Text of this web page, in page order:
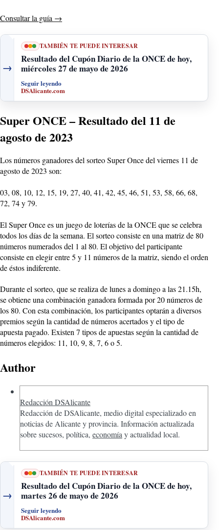
Consultar la guía →
→
TAMBIÉN TE PUEDE INTERESAR
Resultado del Cupón Diario de la ONCE de hoy,
miércoles 27 de mayo de 2026
Seguir leyendo
DSAlicante.com
Super ONCE – Resultado del 11 de
agosto de 2023
Los números ganadores del sorteo Super Once del viernes 11 de
agosto de 2023 son:
03, 08, 10, 12, 15, 19, 27, 40, 41, 42, 45, 46, 51, 53, 58, 66, 68,
72, 74 y 79.
El Super Once es un juego de loterías de la ONCE que se celebra
todos los días de la semana. El sorteo consiste en una matriz de 80
números numerados del 1 al 80. El objetivo del participante
consiste en elegir entre 5 y 11 números de la matriz, siendo el orden
de éstos indiferente.
Durante el sorteo, que se realiza de lunes a domingo a las 21.15h,
se obtiene una combinación ganadora formada por 20 números de
los 80. Con esta combinación, los participantes optarán a diversos
premios según la cantidad de números acertados y el tipo de
apuesta pagado. Existen 7 tipos de apuestas según la cantidad de
números elegidos: 11, 10, 9, 8, 7, 6 o 5.
Author
Redacción DSAlicante
Redacción de DSAlicante, medio digital especializado en
noticias de Alicante y provincia. Información actualizada
sobre sucesos, política, economía y actualidad local.
→
TAMBIÉN TE PUEDE INTERESAR
Resultado del Cupón Diario de la ONCE de hoy,
martes 26 de mayo de 2026
Seguir leyendo
DSAlicante.com